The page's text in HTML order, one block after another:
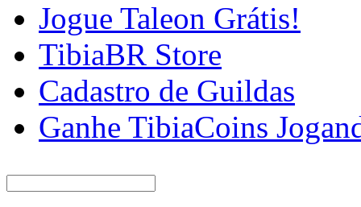
Jogue Taleon Grátis!
TibiaBR Store
Cadastro de Guildas
Ganhe TibiaCoins